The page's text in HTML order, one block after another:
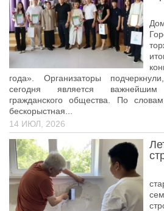
Рейтинговые списки
Рекомендованные к зачислению
Приказы о зачислении
Студенту
Личный кабинет
Расписание учебных занятий
полугодие
Коллективные творческие дела
Библиотека
Студенческий совет
Студенческое научное
года». Организаторы
сегодня является
гражданского общества. По словам
бескорыстная...
14 ИЮЛ, 2026